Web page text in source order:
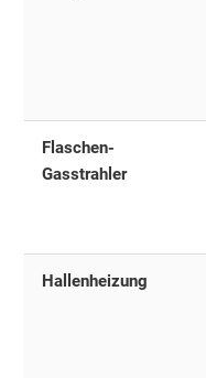
Flaschen-
Gasstrahler
Hallenheizung